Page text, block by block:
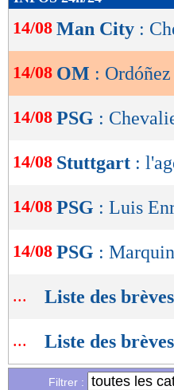
de
lecture
OK
14/08 Man City :
14/08 OM :
14/08 PSG :
14/08 Stuttgart :
14/08 PSG : Luis
14/08 PSG :
... Liste des
... Liste des
Filtrer :